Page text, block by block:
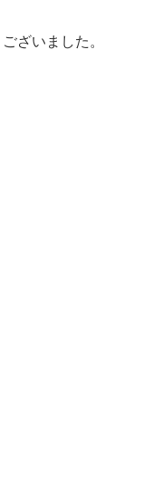
ざいました。